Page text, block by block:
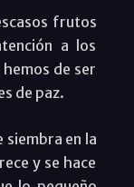
frutos
a los
de ser
de paz.
siembra en la
y se hace